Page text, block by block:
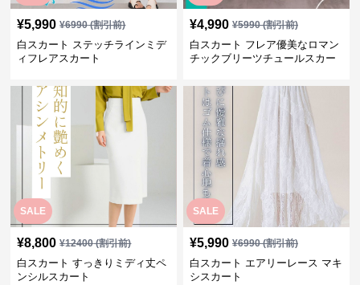
¥5,990 ¥6990(割引前)
白スカート ステッチラインミデ
ィフレアスカート
¥4,990 ¥5990(割引前)
白スカート フレア優美なロマン
チックブリーツチュールスカー
SALE
¥8,800 ¥12400(割引前)
白スカート すっきりミディ丈ペ
ンシルスカート
SALE
¥5,990 ¥6990(割引前)
白スカート エアリーレース マキ
シスカート